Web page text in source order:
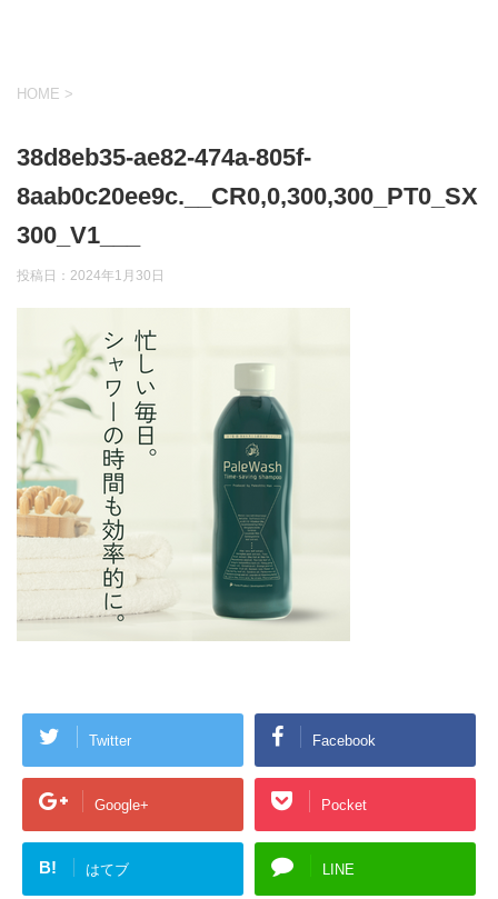
HOME >
38d8eb35-ae82-474a-805f-
8aab0c20ee9c.__CR0,0,300,300_PT0_SX
300_V1___
投稿日： 2024年1月30日
Twitter Facebook
Google+ Pocket
B! はてブ LINE